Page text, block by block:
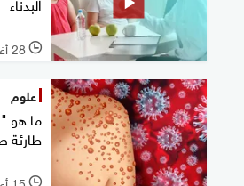
l 28 أغسطس 2024
علوم
ما هو
طارئة
l